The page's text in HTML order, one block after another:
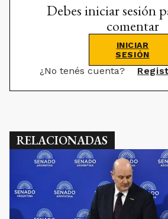
Debes iniciar sesión
comentar
INICIAR
SESIÓN
¿No tenés cuenta?
RELACIONADAS